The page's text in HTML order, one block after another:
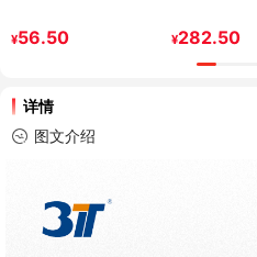
¥56.50 ¥282.50
详情
图文介绍